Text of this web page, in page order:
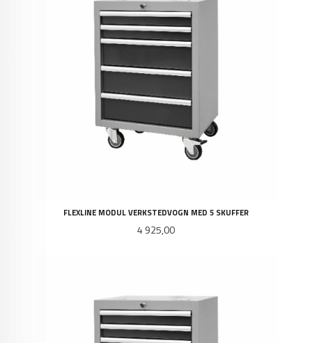
FLEXLINE MODUL VERKSTEDVOGN MED 5 SKUFFER
Pris
4 925,00